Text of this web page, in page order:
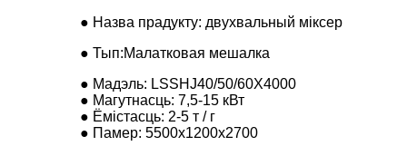
● Назва прадукту: двухвальный міксер
● Тып:Малатковая мешалка
● Мадэль: LSSHJ40/50/60X4000
● Магутнасць: 7,5-15 кВт
● Ёмістасць: 2-5 т / г
● Памер: 5500x1200x2700